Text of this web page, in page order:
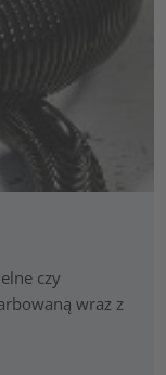
czy
wraz z